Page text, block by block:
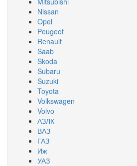
Nissan
Opel
Peugeot
Renault
Saab
Skoda
Subaru
Suzuki
Toyota
Volkswagen
Volvo
АЗЛК
ВАЗ
ГАЗ
Иж
УАЗ